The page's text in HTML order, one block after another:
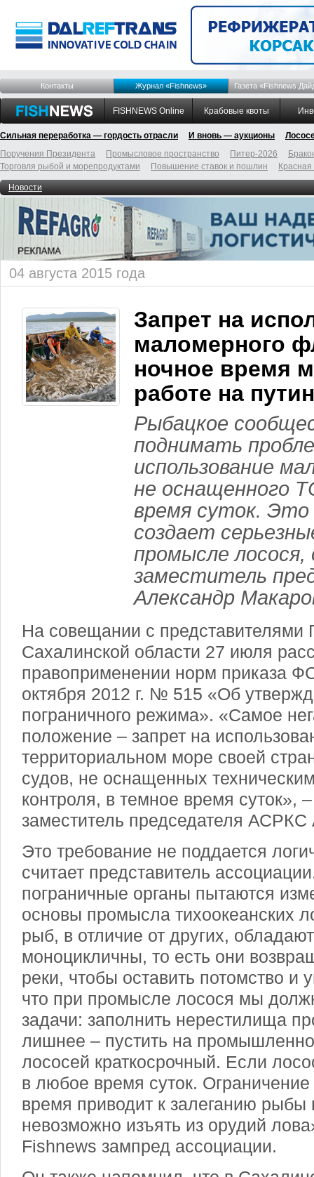
Контакты Журнал «Fishnews» Газета «Fishnews
FISHNEWS Online Крабовые квоты
Сильная переработка — гордость отрасли И вновь — аукционы
Поручения Президента
Промысловое пространство Питер-2026
Торговля рыбой и морепродуктами
Повышение ставок и пошлин
Новости
04 августа 2015 года
Запрет на
маломерного
ночное время
работе на
Рыбацкое
поднимать
использование
не оснащенного
время суток. Это
создает
промысле
заместитель
Александр
На совещании с представителями
Сахалинской области 27 июля
правоприменении норм приказа
октября 2012 г. № 515 «Об
пограничного режима». «Самое
положение – запрет на
территориальном море своей
судов, не оснащенных
контроля, в темное время суток»,
заместитель председателя
Это требование не поддается
считает представитель
пограничные органы пытаются
основы промысла тихоокеанских
рыб, в отличие от других,
моноцикличны, то есть они
реки, чтобы оставить потомство и
что при промысле лосося мы
задачи: заполнить нерестилища
лишнее – пустить на
лососей краткосрочный. Если
в любое время суток.
время приводит к залеганию рыбы
невозможно изъять из орудий
Fishnews зампред ассоциации.